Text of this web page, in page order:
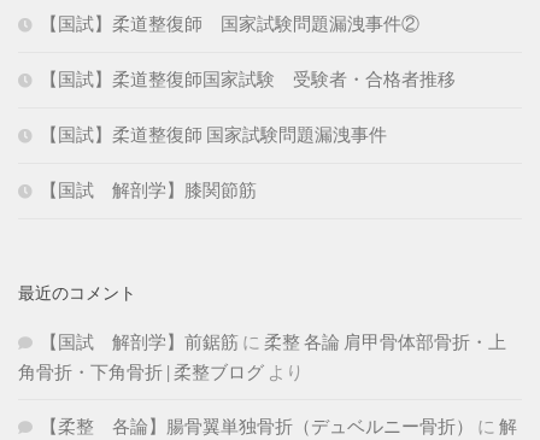
【国試】柔道整復師 国家試験問題漏洩事件②
【国試】柔道整復師国家試験 受験者・合格者推移
【国試】柔道整復師 国家試験問題漏洩事件
【国試 解剖学】膝関節筋
最近のコメント
【国試 解剖学】前鋸筋 に 柔整 各論 肩甲骨体部骨折・上
角骨折・下角骨折 | 柔整ブログ より
【柔整 各論】腸骨翼単独骨折（デュベルニー骨折） に 解